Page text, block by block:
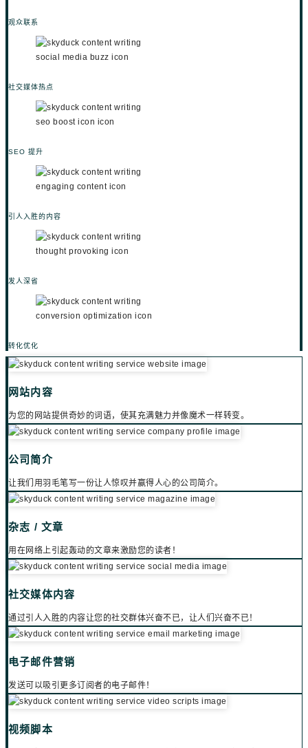
观众联系
社交媒体热点
SEO 提升
引人入胜的内容
发人深省
转化优化
网站内容
为您的网站提供奇妙的词语，使其充满魅力并像魔术一样转变。
公司简介
让我们用羽毛笔写一份让人惊叹并赢得人心的公司简介。
杂志 / 文章
用在网络上引起轰动的文章来激励您的读者！
社交媒体内容
通过引人入胜的内容让您的社交群体兴奋不已，让人们兴奋不已！
电子邮件营销
发送可以吸引更多订阅者的电子邮件！
视频脚本